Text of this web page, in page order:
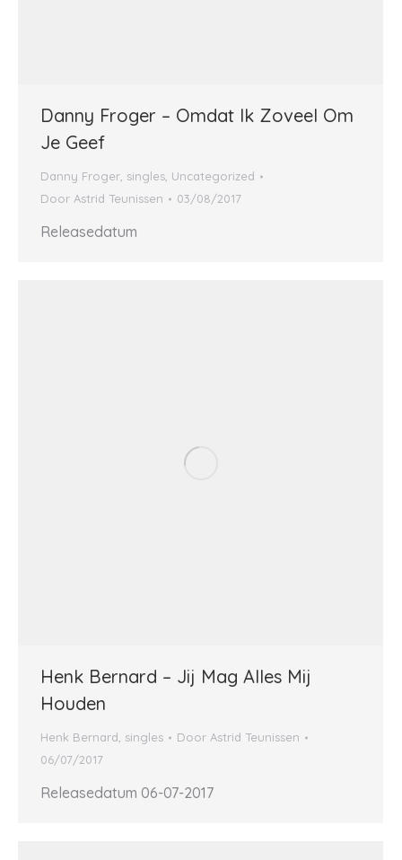
Danny Froger – Omdat Ik Zoveel Om
Je Geef
Danny Froger singles Uncategorized
Door Astrid Teunissen 03/08/2017
Releasedatum
Henk Bernard – Jij Mag Alles Mij
Houden
Henk Bernard singles Door Astrid Teunissen
06/07/2017
Releasedatum 06-07-2017